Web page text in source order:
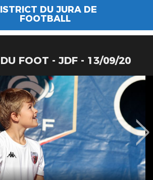
DU JURA DE
FOOTBALL
FOOT - JDF - 13/09/20